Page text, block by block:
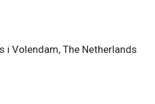
i Volendam, The Netherlands